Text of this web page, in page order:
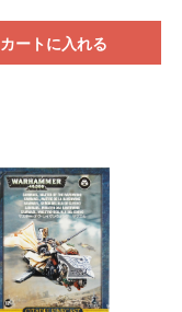
カートに入れる